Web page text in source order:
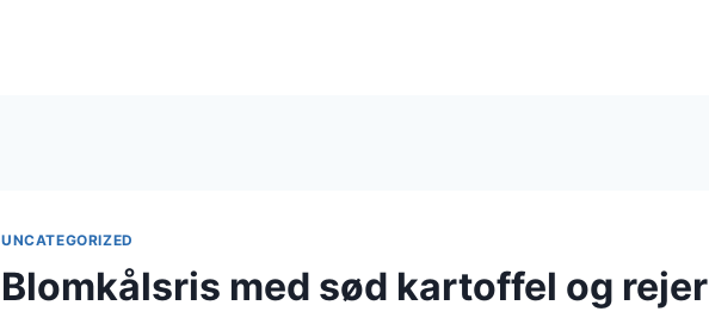
UNCATEGORIZED
Blomkålsris med sød kartoffel og rejer